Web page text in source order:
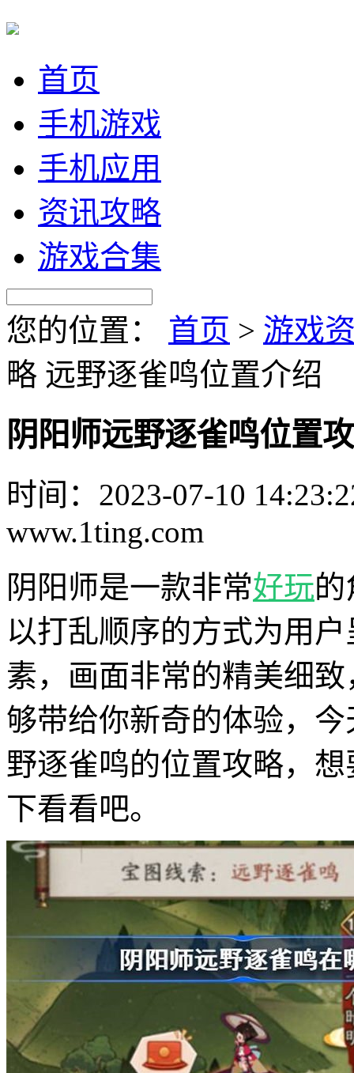
首页
手机游戏
手机应用
资讯攻略
游戏合集
您的位置： 首页 > 游戏
略 远野逐雀鸣位置介绍
阴阳师远野逐雀鸣位置
时间：2023-07-10
www.1ting.com
阴阳师是一款非常好玩的
以打乱顺序的方式为用
素，画面非常的精美细
够带给你新奇的体验，
野逐雀鸣的位置攻略，
下看看吧。